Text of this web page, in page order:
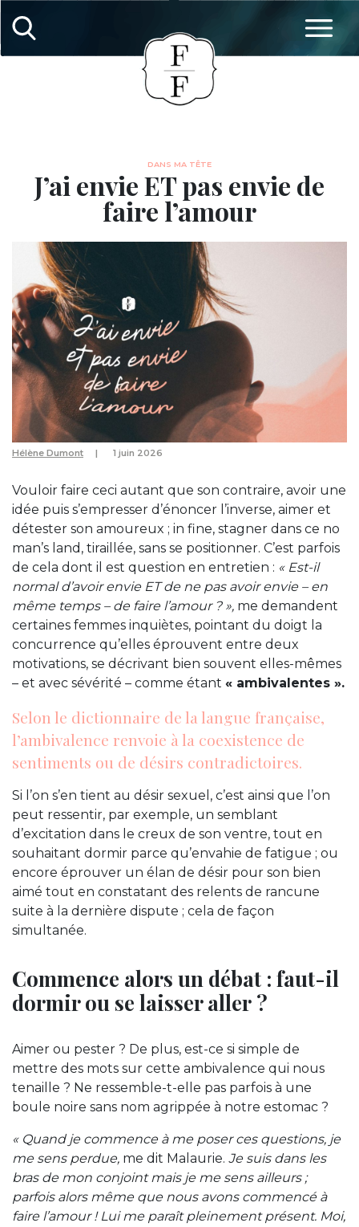
DANS MA TÊTE
J’ai envie ET pas envie de
faire l’amour
Hélène Dumont 1 juin 2026
Vouloir faire ceci autant que son contraire, avoir une
idée puis s’empresser d’énoncer l’inverse, aimer et
détester son amoureux ; in fine, stagner dans ce no
man’s land, tiraillée, sans se positionner. C’est parfois
de cela dont il est question en entretien : « Est-il
normal d’avoir envie ET de ne pas avoir envie – en
même temps – de faire l’amour ? », me demandent
certaines femmes inquiètes, pointant du doigt la
concurrence qu’elles éprouvent entre deux
motivations, se décrivant bien souvent elles-mêmes
– et avec sévérité – comme étant « ambivalentes ».
Selon le dictionnaire de la langue française,
l’ambivalence renvoie à la coexistence de
sentiments ou de désirs contradictoires.
Si l’on s’en tient au désir sexuel, c’est ainsi que l’on
peut ressentir, par exemple, un semblant
d’excitation dans le creux de son ventre, tout en
souhaitant dormir parce qu’envahie de fatigue ; ou
encore éprouver un élan de désir pour son bien
aimé tout en constatant des relents de rancune
suite à la dernière dispute ; cela de façon
simultanée.
Commence alors un débat : faut-il
dormir ou se laisser aller ?
Aimer ou pester ? De plus, est-ce si simple de
mettre des mots sur cette ambivalence qui nous
tenaille ? Ne ressemble-t-elle pas parfois à une
boule noire sans nom agrippée à notre estomac ?
« Quand je commence à me poser ces questions, je
me sens perdue, me dit Malaurie. Je suis dans les
bras de mon conjoint mais je me sens ailleurs ;
parfois alors même que nous avons commencé à
faire l’amour ! Lui me paraît pleinement présent. Moi,